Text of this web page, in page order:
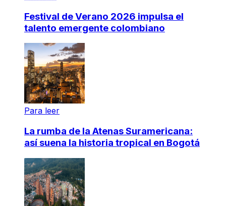
Festival de Verano 2026 impulsa el
talento emergente colombiano
Para leer
La rumba de la Atenas Suramericana:
así suena la historia tropical en Bogotá